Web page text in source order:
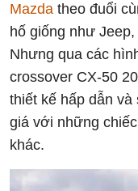
Mazda theo đuổi
hố giống như
Nhưng qua các
crossover CX-50
thiết kế hấp dẫn
giá với những
khác.